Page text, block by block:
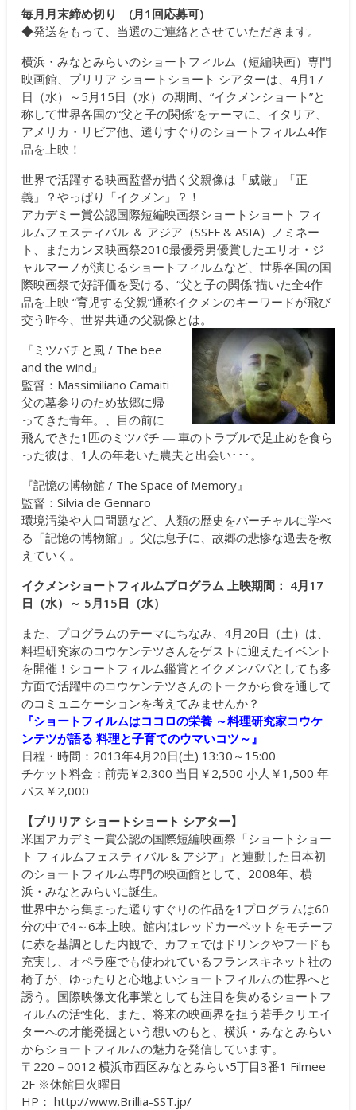
毎月月末締め切り (月1回応募可)
◆発送をもって、当選のご連絡とさせていただきます。
横浜・みなとみらいのショートフィルム（短編映画）専門
映画館、ブリリア ショートショート シアターは、4月17
日（水）～5月15日（水）の期間、“イクメンショート”と
称して世界各国の“父と子の関係”をテーマに、イタリア、
アメリカ・リビア他、選りすぐりのショートフィルム4作
品を上映！
世界で活躍する映画監督が描く父親像は「威厳」「正
義」？やっぱり「イクメン」？！
アカデミー賞公認国際短編映画祭ショートショート フィ
ルムフェスティバル ＆ アジア（SSFF & ASIA）ノミネー
ト、またカンヌ映画祭2010最優秀男優賞したエリオ・ジ
ャルマーノが演じるショートフィルムなど、世界各国の国
際映画祭で好評価を受ける、“父と子の関係”描いた全4作
品を上映 “育児する父親”通称イクメンのキーワードが飛び
交う昨今、世界共通の父親像とは。
『ミツバチと風 / The bee
and the wind』
監督：Massimiliano Camaiti
父の墓参りのため故郷に帰
ってきた青年。、目の前に
飛んできた1匹のミツバチ ― 車のトラブルで足止めを食ら
った彼は、1人の年老いた農夫と出会い･･･。
『記憶の博物館 / The Space of Memory』
監督：Silvia de Gennaro
環境汚染や人口問題など、人類の歴史をバーチャルに学べ
る「記憶の博物館」。父は息子に、故郷の悲惨な過去を教
えていく。
イクメンショートフィルムプログラム 上映期間： 4月17
日（水）～ 5月15日（水）
また、プログラムのテーマにちなみ、4月20日（土）は、
料理研究家のコウケンテツさんをゲストに迎えたイベント
を開催！ショートフィルム鑑賞とイクメンパパとしても多
方面で活躍中のコウケンテツさんのトークから食を通して
のコミュニケーションを考えてみませんか？
『ショートフィルムはココロの栄養 ～料理研究家コウケ
ンテツが語る 料理と子育てのウマいコツ～』
日程・時間：2013年4月20日(土) 13:30～15:00
チケット料金：前売￥2,300 当日￥2,500 小人￥1,500 年
パス￥2,000
【ブリリア ショートショート シアター】
米国アカデミー賞公認の国際短編映画祭「ショートショー
ト フィルムフェスティバル & アジア」と連動した日本初
のショートフィルム専門の映画館として、2008年、横
浜・みなとみらいに誕生。
世界中から集まった選りすぐりの作品を1プログラムは60
分の中で4～6本上映。館内はレッドカーペットをモチーフ
に赤を基調とした内観で、カフェではドリンクやフードも
充実し、オペラ座でも使われているフランスキネット社の
椅子が、ゆったりと心地よいショートフィルムの世界へと
誘う。国際映像文化事業としても注目を集めるショートフ
ィルムの活性化、また、将来の映画界を担う若手クリエイ
ターへの才能発掘という想いのもと、横浜・みなとみらい
からショートフィルムの魅力を発信しています。
〒220－0012 横浜市西区みなとみらい5丁目3番1 Filmee
2F ※休館日火曜日
HP：http://www.Brillia-SST.jp/